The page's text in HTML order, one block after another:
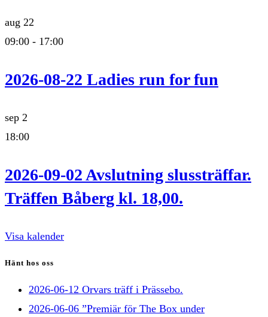
aug 22
09:00 - 17:00
2026-08-22 Ladies run for fun
sep 2
18:00
2026-09-02 Avslutning slussträffar.
Träffen Båberg kl. 18,00.
Visa kalender
Hänt hos oss
2026-06-12 Orvars träff i Prässebo.
2026-06-06 ”Premiär för The Box under